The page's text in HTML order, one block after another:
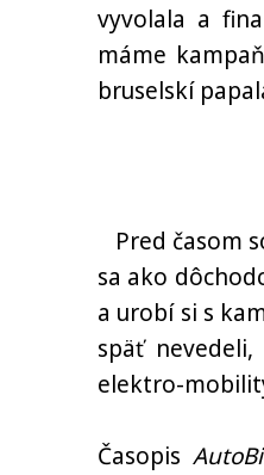
vyvolala a
máme
bruselskí
Pred časom
sa ako
a urobí si s
späť
elektro-
Časopis